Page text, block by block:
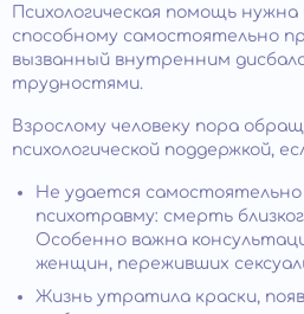
Психологическая помощь нужна
способному самостоятельно
вызванный внутренним
трудностями.
Взрослому человеку пора
психологической поддержкой,
Не удается
психотравму: смерть
Особенно важна
женщин, переживших
Жизнь утратила краски,